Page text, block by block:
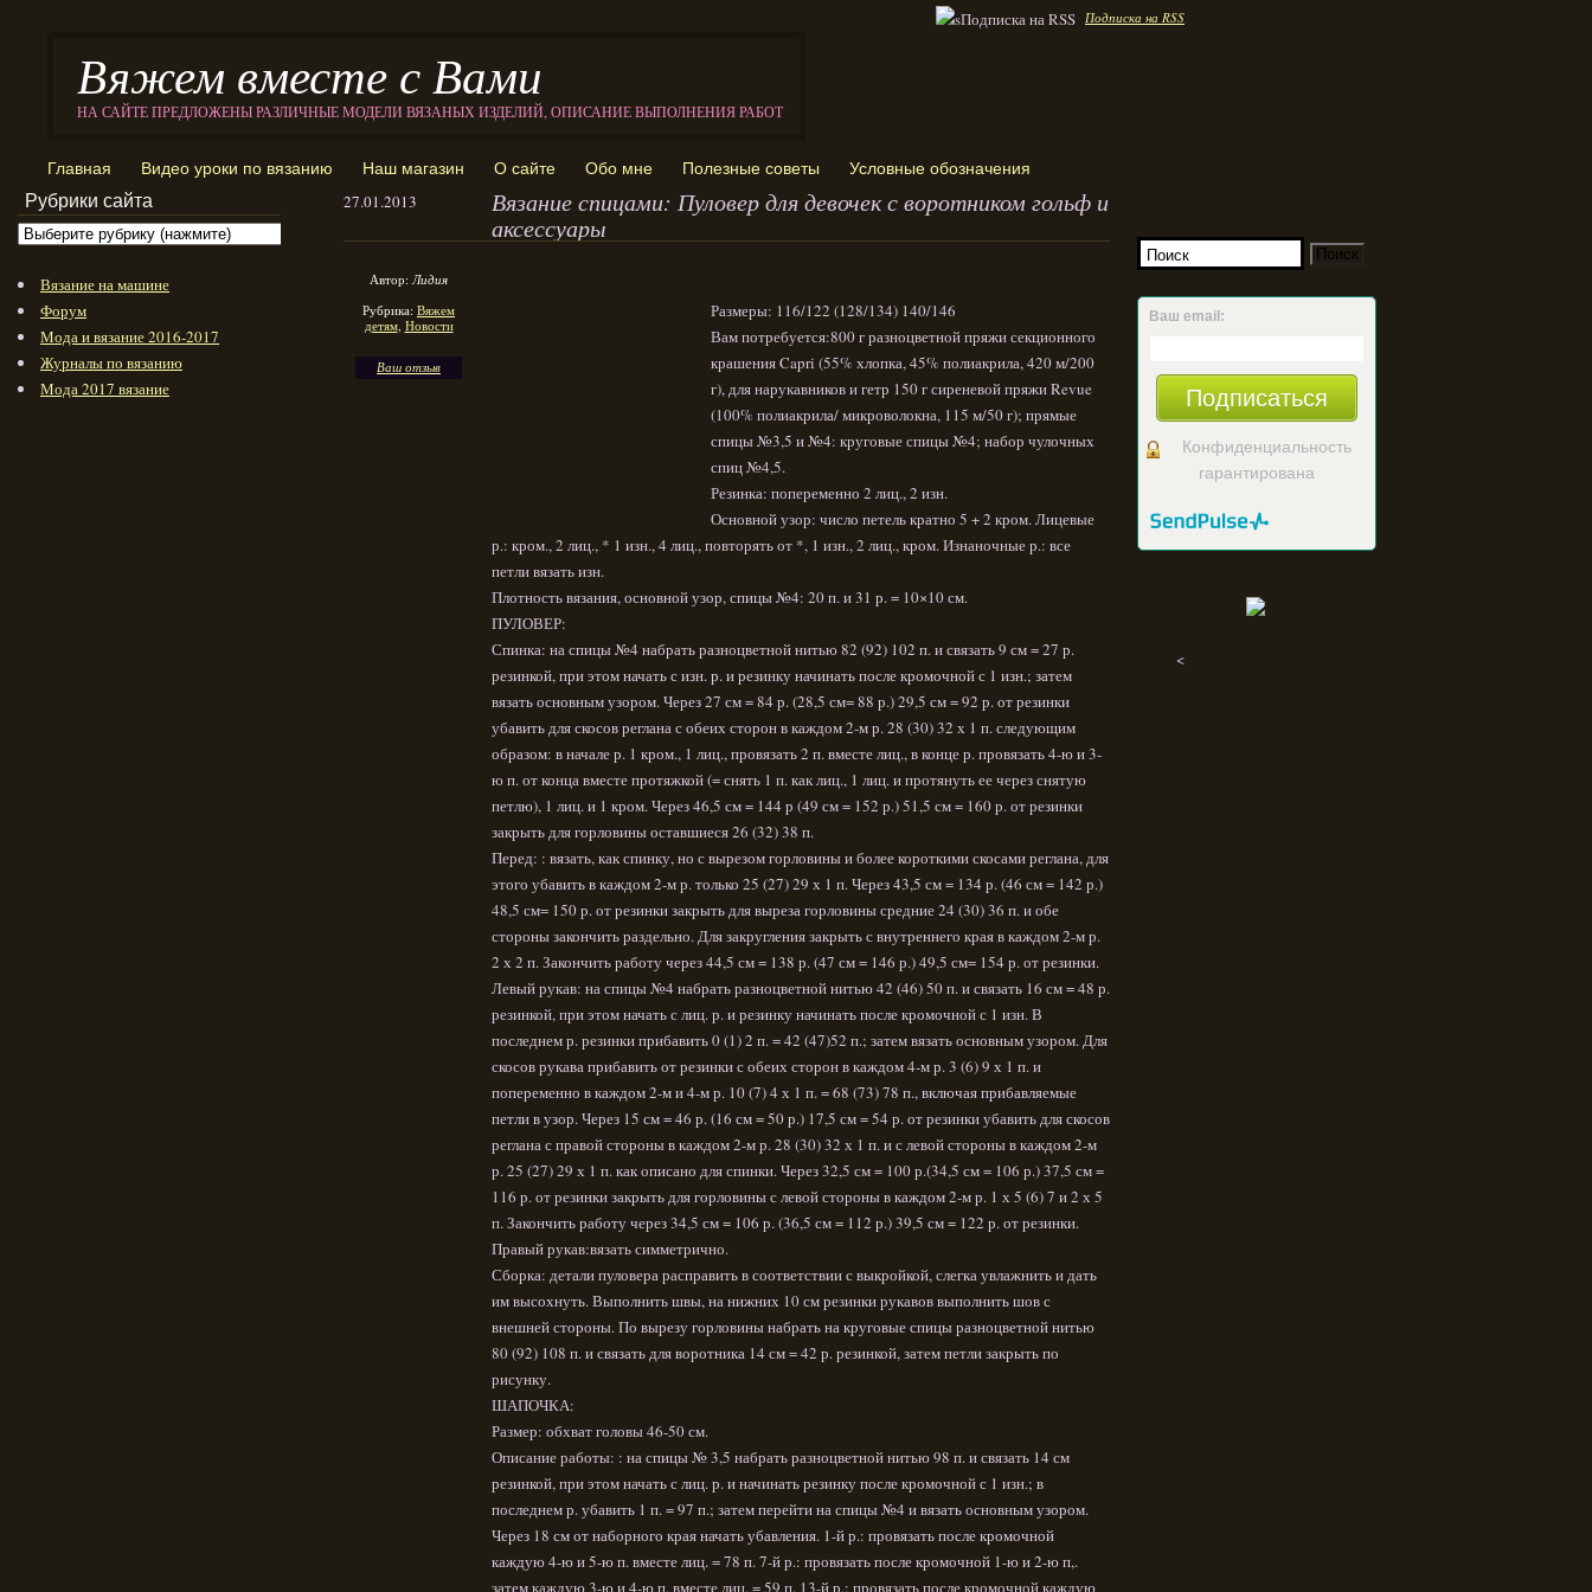
Подписка на RSS
Вяжем вместе с Вами
НА САЙТЕ ПРЕДЛОЖЕНЫ РАЗЛИЧНЫЕ МОДЕЛИ ВЯЗАНЫХ ИЗДЕЛИЙ, ОПИСАНИЕ ВЫПОЛНЕНИЯ РАБОТ
Главная Видео уроки по вязанию Наш магазин О сайте Обо мне Полезные советы Условные обозначения
27.01.2013
Вязание спицами: Пуловер для девочек с воротником гольф и
аксессуары
Автор:Лидия
Рубрика: Вяжем
детям, Новости
Ваш отзыв
Размеры: 116/122 (128/134) 140/146
Вам потребуется:800 г разноцветной пряжи секционного
крашения Capri (55% хлопка, 45% полиакрила, 420 м/200
г), для нарукавников и гетр 150 г сиреневой пряжи Revue
(100% полиакрила/ микроволокна, 115 м/50 г); прямые
спицы №3,5 и №4: круговые спицы №4; набор чулочных
спиц №4,5.
Резинка: попеременно 2 лиц., 2 изн.
Основной узор: число петель кратно 5 + 2 кром. Лицевые
р.: кром., 2 лиц., * 1 изн., 4 лиц., повторять от *, 1 изн., 2 лиц., кром. Изнаночные р.: все
петли вязать изн.
Плотность вязания, основной узор, спицы №4: 20 п. и 31 р. = 10×10 см.
ПУЛОВЕР:
Спинка: на спицы №4 набрать разноцветной нитью 82 (92) 102 п. и связать 9 см = 27 р.
резинкой, при этом начать с изн. р. и резинку начинать после кромочной с 1 изн.; затем
вязать основным узором. Через 27 см = 84 р. (28,5 см= 88 р.) 29,5 см = 92 р. от резинки
убавить для скосов реглана с обеих сторон в каждом 2-м р. 28 (30) 32 х 1 п. следующим
образом: в начале р. 1 кром., 1 лиц., провязать 2 п. вместе лиц., в конце р. провязать 4-ю и 3-
ю п. от конца вместе протяжкой (= снять 1 п. как лиц., 1 лиц. и протянуть ее через снятую
петлю), 1 лиц. и 1 кром. Через 46,5 см = 144 р (49 см = 152 р.) 51,5 см = 160 р. от резинки
закрыть для горловины оставшиеся 26 (32) 38 п.
Перед: : вязать, как спинку, но с вырезом горловины и более короткими скосами реглана, для
этого убавить в каждом 2-м р. только 25 (27) 29 х 1 п. Через 43,5 см = 134 р. (46 см = 142 р.)
48,5 см= 150 р. от резинки закрыть для выреза горловины средние 24 (30) 36 п. и обе
стороны закончить раздельно. Для закругления закрыть с внутреннего края в каждом 2-м р.
2 х 2 п. Закончить работу через 44,5 см = 138 р. (47 см = 146 р.) 49,5 см= 154 р. от резинки.
Левый рукав: на спицы №4 набрать разноцветной нитью 42 (46) 50 п. и связать 16 см = 48 р.
резинкой, при этом начать с лиц. р. и резинку начинать после кромочной с 1 изн. В
последнем р. резинки прибавить 0 (1) 2 п. = 42 (47)52 п.; затем вязать основным узором. Для
скосов рукава прибавить от резинки с обеих сторон в каждом 4-м р. 3 (6) 9 х 1 п. и
попеременно в каждом 2-м и 4-м р. 10 (7) 4 х 1 п. = 68 (73) 78 п., включая прибавляемые
петли в узор. Через 15 см = 46 р. (16 см = 50 р.) 17,5 см = 54 р. от резинки убавить для скосов
реглана с правой стороны в каждом 2-м р. 28 (30) 32 х 1 п. и с левой стороны в каждом 2-м
р. 25 (27) 29 х 1 п. как описано для спинки. Через 32,5 см = 100 р.(34,5 см = 106 р.) 37,5 см =
116 р. от резинки закрыть для горловины с левой стороны в каждом 2-м р. 1 х 5 (6) 7 и 2 х 5
п. Закончить работу через 34,5 см = 106 р. (36,5 см = 112 р.) 39,5 см = 122 р. от резинки.
Правый рукав:вязать симметрично.
Сборка: детали пуловера расправить в соответствии с выкройкой, слегка увлажнить и дать
им высохнуть. Выполнить швы, на нижних 10 см резинки рукавов выполнить шов с
внешней стороны. По вырезу горловины набрать на круговые спицы разноцветной нитью
80 (92) 108 п. и связать для воротника 14 см = 42 р. резинкой, затем петли закрыть по
рисунку.
ШАПОЧКА:
Размер: обхват головы 46-50 см.
Описание работы: : на спицы № 3,5 набрать разноцветной нитью 98 п. и связать 14 см
резинкой, при этом начать с лиц. р. и начинать резинку после кромочной с 1 изн.; в
последнем р. убавить 1 п. = 97 п.; затем перейти на спицы №4 и вязать основным узором.
Через 18 см от наборного края начать убавления. 1-й р.: провязать после кромочной
каждую 4-ю и 5-ю п. вместе лиц. = 78 п. 7-й р.: провязать после кромочной 1-ю и 2-ю п,.
затем каждую 3-ю и 4-ю п. вместе лиц. = 59 п. 13-й р.: провязать после кромочной каждую
Ваш email:
Подписаться
Конфиденциальность
гарантирована
<
Рубрики сайта
Вязание на машине
Форум
Мода и вязание 2016-2017
Журналы по вязанию
Мода 2017 вязание